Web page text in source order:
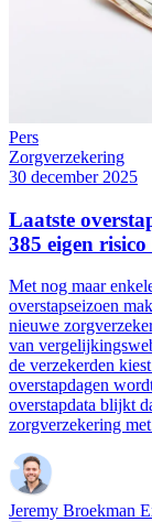
Pers
Zorgverzekering
30 december 2025
Laatste
385 eigen
Met nog maar
overstapseizoen
nieuwe
van
de verzekerden
overstapdagen
overstapdata blijkt
zorgverzekering
Jeremy Broekman